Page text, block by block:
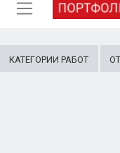
КАТЕГОРИИ РАБОТ